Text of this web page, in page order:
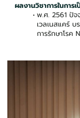
ผลงานวิชาการในการ
พ.ศ. 2561 ปัจ
เวลเนสแคร์
การรักษาโรค